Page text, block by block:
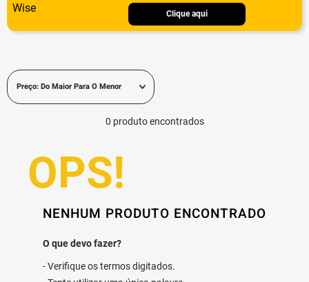
Clique aqui
Preço: Do Maior Para O Menor
0 produto
NENHUM PRODUTO ENCONTRADO
Verifique os termos digitados.